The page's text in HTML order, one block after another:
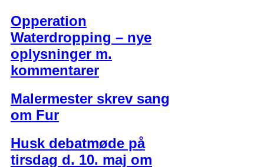
Opperation
Waterdropping – nye
oplysninger m.
kommentarer
Malermester skrev sang
om Fur
Husk debatmøde på
tirsdag d. 10. maj om